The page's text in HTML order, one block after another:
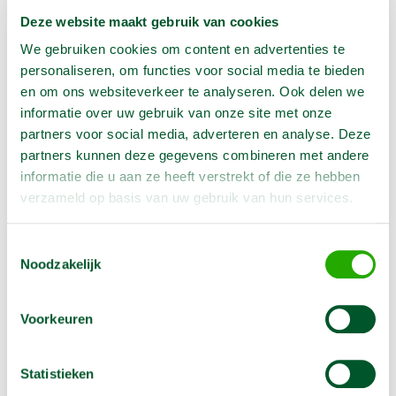
Deze website maakt gebruik van cookies
We gebruiken cookies om content en advertenties te
personaliseren, om functies voor social media te bieden
en om ons websiteverkeer te analyseren. Ook delen we
informatie over uw gebruik van onze site met onze
partners voor social media, adverteren en analyse. Deze
partners kunnen deze gegevens combineren met andere
informatie die u aan ze heeft verstrekt of die ze hebben
verzameld op basis van uw gebruik van hun services.
Noodzakelijk
Voorkeuren
Statistieken
Aantal:
In Winkelwagen
Geen klantenkaart wél korting
Weekend = 1 huurdag
Bezorg-ophaal service
Producteigenschappen
Artikelnummer